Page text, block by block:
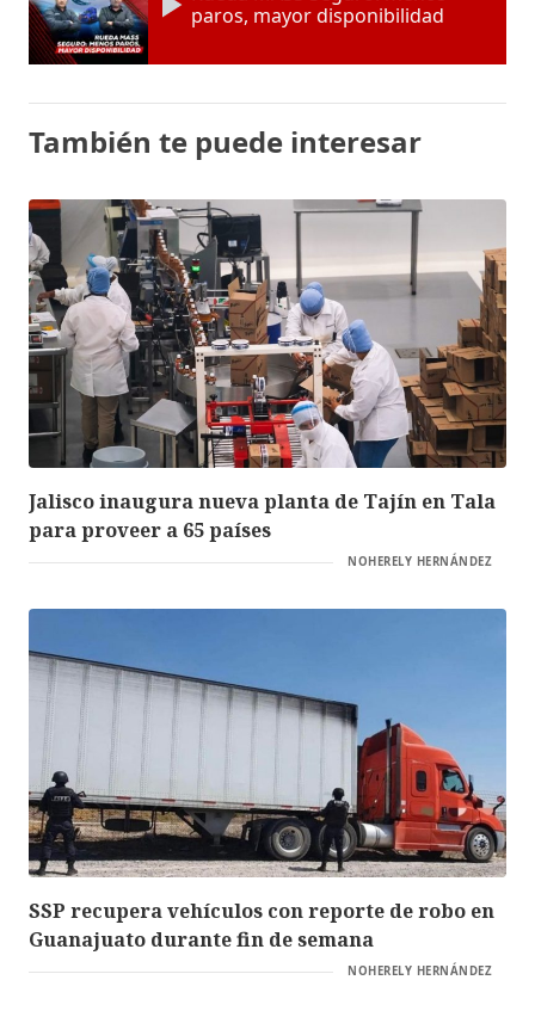
paros, mayor disponibilidad
También te puede interesar
Jalisco inaugura nueva planta de Tajín en Tala
para proveer a 65 países
NOHERELY HERNÁNDEZ
SSP recupera vehículos con reporte de robo en
Guanajuato durante fin de semana
NOHERELY HERNÁNDEZ